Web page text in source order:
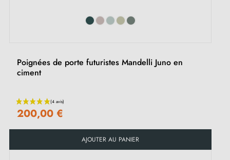
Poignées de porte futuristes Mandelli Juno en
ciment
200,00 €
AJOUTER AU PANIER